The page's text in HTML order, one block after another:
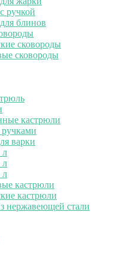
ручкой
блинов
сковороды
сковороды
кастрюли
варки
л
л
л
кастрюли
кастрюли
нержавеющей стали